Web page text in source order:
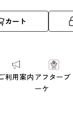
カート
利用案内 アフターブ
ーケ